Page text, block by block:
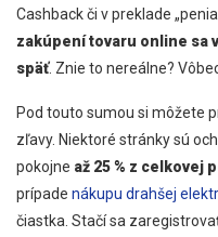
Cashback či v preklade
zakúpení tovaru online sa
späť. Znie to nereálne?
Pod touto sumou si môžete
zľavy. Niektoré stránky sú
pokojne až 25 % z celkovej
prípade nákupu drahšej
čiastka. Stačí sa